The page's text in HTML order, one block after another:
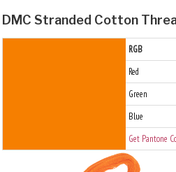
DMC Stranded Cotton
RGB
Red
Green
Blue
Get Pantone